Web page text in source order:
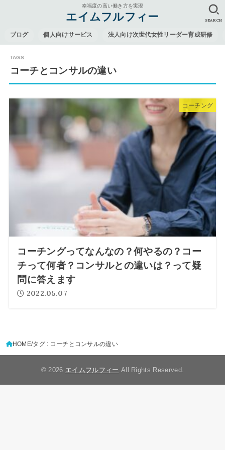
幸福度の高い働き方を実現
エイムフルフィー
ブログ 個人向けサービス 法人向け次世代女性リーダー育成研修
SEARCH
コーチとコンサルの違い
コーチング
コーチングってなんなの？何やるの？コー
チって何者？コンサルとの違いは？って疑
問に答えます
2022.05.07
HOME タグ : コーチとコンサルの違い
© 2026 エイムフルフィー All Rights Reserved.